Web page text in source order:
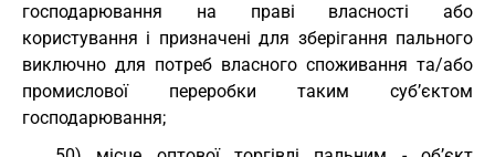
господарювання на праві власності або
користування і призначені для зберігання пального
виключно для потреб власного споживання та/або
промислової переробки таким суб’єктом
господарювання;